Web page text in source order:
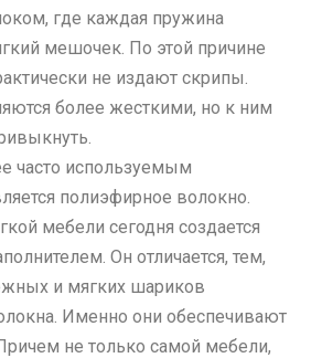
где каждая пружина
мешочек. По этой причине
не издают скрипы.
более жесткими, но к ним
часто используемым
полиэфирное волокно.
мебели сегодня создается
Он отличается, тем,
и мягких шариков
Именно они обеспечивают
не только самой мебели,